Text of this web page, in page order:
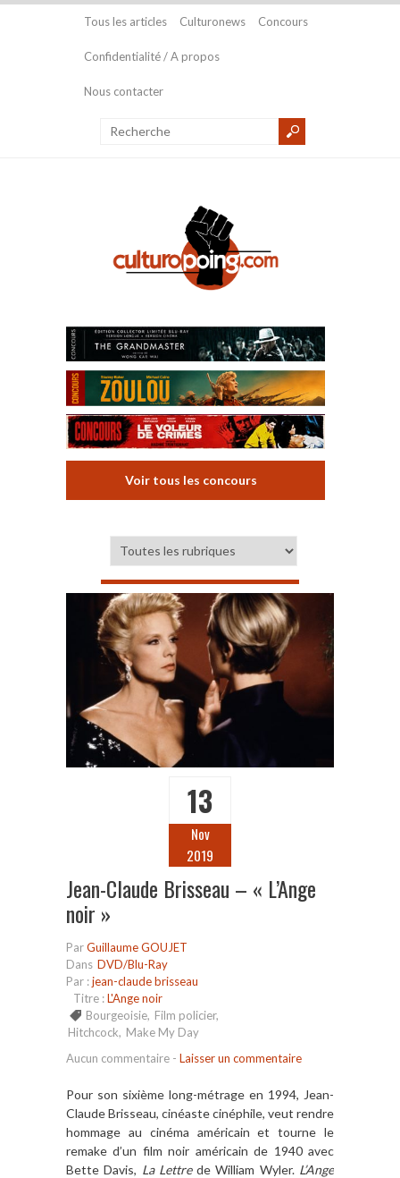
Tous les articles Culturonews Concours
Confidentialité / A propos
Nous contacter
Voir tous les concours
13
Nov
2019
Jean-Claude Brisseau – « L’Ange
noir »
ParGuillaume GOUJET
Dans DVD/Blu-Ray
Par :jean-claude brisseau
Titre :L'Ange noir
Bourgeoisie, Film policier,
Hitchcock, Make My Day
Aucun commentaire - Laisser un commentaire
Pour son sixième long-métrage en 1994, Jean-
Claude Brisseau, cinéaste cinéphile, veut rendre
hommage au cinéma américain et tourne le
remake d’un film noir américain de 1940 avec
Bette Davis, La Lettrede William Wyler. L’Ange